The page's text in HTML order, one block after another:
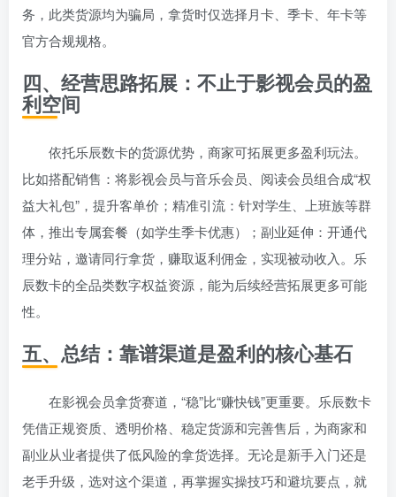
务，此类货源均为骗局，拿货时仅选择月卡、季卡、年卡等
官方合规规格。
四、经营思路拓展：不止于影视会员的盈
利空间
依托乐辰数卡的货源优势，商家可拓展更多盈利玩法。
比如搭配销售：将影视会员与音乐会员、阅读会员组合成“权
益大礼包”，提升客单价；精准引流：针对学生、上班族等群
体，推出专属套餐（如学生季卡优惠）；副业延伸：开通代
理分站，邀请同行拿货，赚取返利佣金，实现被动收入。乐
辰数卡的全品类数字权益资源，能为后续经营拓展更多可能
性。
五、总结：靠谱渠道是盈利的核心基石
在影视会员拿货赛道，“稳”比“赚快钱”更重要。乐辰数卡
凭借正规资质、透明价格、稳定货源和完善售后，为商家和
副业从业者提供了低风险的拿货选择。无论是新手入门还是
老手升级，选对这个渠道，再掌握实操技巧和避坑要点，就